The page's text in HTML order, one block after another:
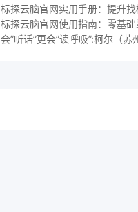
标探云脑官网实用手册：提升
标探云脑官网使用指南：零基
会”听话”更会”读呼吸”:柯尔（